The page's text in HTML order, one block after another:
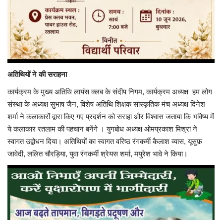
अतिथियों ने की सराहना
कार्यक्रम के मुख्य अतिथि लायंस क्लब के संदीप निगम, कार्यक्रम अध्यक्ष हम लोग
संस्था के अध्यक्ष सुभाष जैन, विशेष अतिथि शिक्षक सांस्कृतिक मंच अध्यक्ष दिनेश
शर्मा ने कलाकारों द्वारा किए गए प्रदर्शन को सराहा और विश्वास जताया कि भविष्य में
ये कलाकार रतलाम की पहचान बनेंगे । युगबोध अध्यक्ष ओमप्रकाश मिश्रा ने
स्वागत उद्बोधन दिया। अतिथियों का स्वागत वरिष्ठ रंगकर्मी कैलाश व्यास, यूसुफ़
जावेदी, ललित चौरड़िया, युवा रंगकर्मी श्रेयस शर्मा, मयुरेश भावे ने किया।